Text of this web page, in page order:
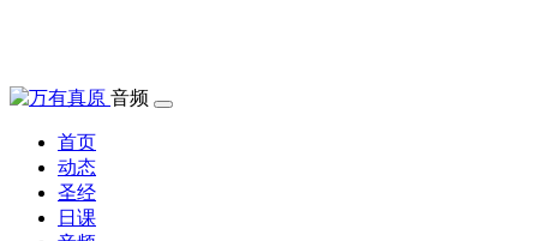
音频
首页
动态
圣经
日课